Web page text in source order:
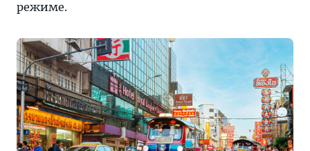
режиме.